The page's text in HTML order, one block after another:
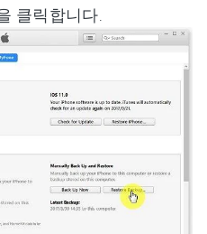
클릭합니다.